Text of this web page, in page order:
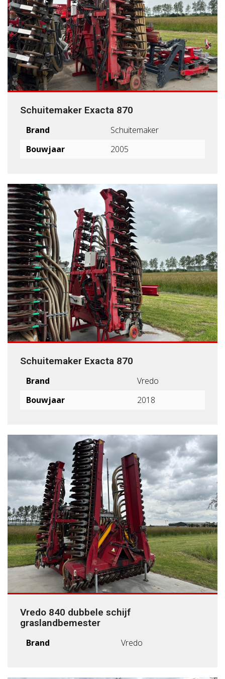
Schuitemaker Exacta 870
Brand
Schuitemaker
Bouwjaar
2005
Schuitemaker Exacta 870
Brand
Vredo
Bouwjaar
2018
Vredo 840 dubbele schijf
graslandbemester
Brand Vredo